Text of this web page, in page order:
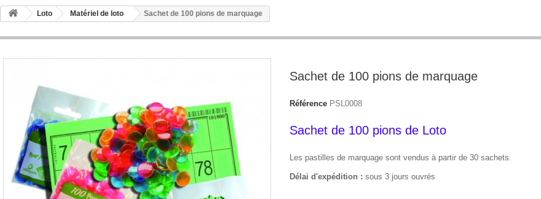
Loto Matériel de loto Sachet de 100 pions de marquage
Sachet de 100 pions de marquage
Référence PSL0008
Sachet de 100 pions de Loto
Les pastilles de marquage sont vendus à partir de 30 sachets.
Délai d'expédition : sous 3 jours ouvrés